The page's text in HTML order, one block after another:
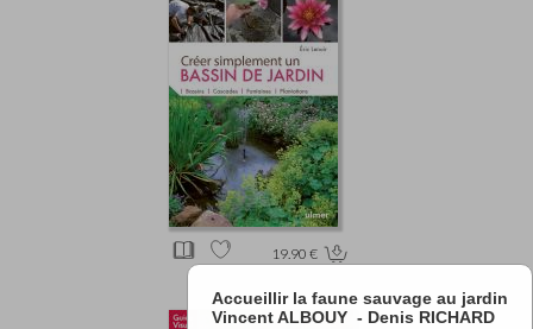
Accueillir la faune sauvage au jardin
Vincent ALBOUY - Denis RICHARD
19.90 €